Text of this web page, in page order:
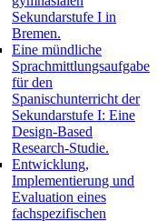
Sekundarstufe I in
Bremen.
Eine mündliche
Sprachmittlungsaufgabe
für den
Spanischunterricht der
Sekundarstufe I: Eine
Design-Based
Research-Studie.
Entwicklung,
Implementierung und
Evaluation eines
fachspezifischen